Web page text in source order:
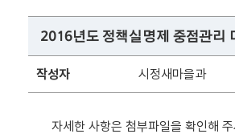
2016년도 정책실명제 중점관리
작성자 시정새마을과
자세한 사항은 첨부파일을 확인해